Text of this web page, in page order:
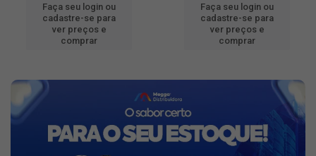
Faça seu login ou
cadastre-se para
ver preços e
comprar
Faça seu login ou
cadastre-se para
ver preços e
comprar